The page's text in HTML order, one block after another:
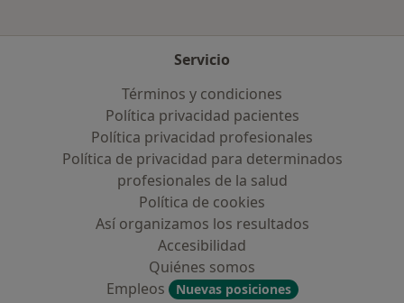
Servicio
Términos y condiciones
Política privacidad pacientes
Política privacidad profesionales
Política de privacidad para determinados
profesionales de la salud
Política de cookies
Así organizamos los resultados
Accesibilidad
Quiénes somos
Empleos
Nuevas posiciones